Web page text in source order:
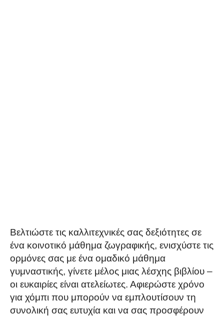
Βελτιώστε τις καλλιτεχνικές σας δεξιότητες σε
ένα κοινοτικό μάθημα ζωγραφικής, ενισχύστε τις
ορμόνες σας με ένα ομαδικό μάθημα
γυμναστικής, γίνετε μέλος μιας λέσχης βιβλίου –
οι ευκαιρίες είναι ατελείωτες. Αφιερώστε χρόνο
για χόμπι που μπορούν να εμπλουτίσουν τη
συνολική σας ευτυχία και να σας προσφέρουν